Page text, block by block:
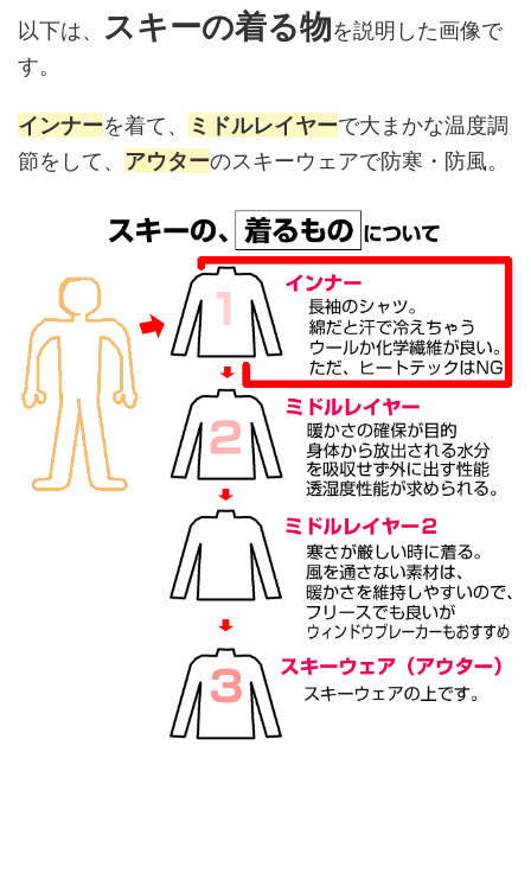
以下は、 スキーの着る物を説明した画像で
す。
インナーを着て、 ミドルレイヤーで大まかな温度調
節をして、 アウターのスキーウェアで防寒・防風。